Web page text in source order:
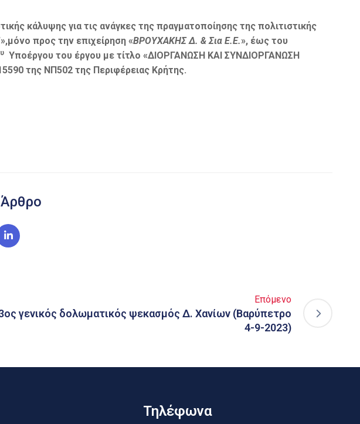
κάλυψης για τις ανάγκες της πραγματοποίησης της πολιτιστικής
προς την επιχείρηση «ΒΡΟΥΧΑΚΗΣ Δ. & Σια Ε.Ε.», έως του
Υποέργου του έργου με τίτλο «ΔΙΟΡΓΑΝΩΣΗ ΚΑΙ ΣΥΝΔΙΟΡΓΑΝΩΣΗ
της ΝΠ502 της Περιφέρειας Κρήτης.
Επόμενο
γενικός δολωματικός ψεκασμός Δ. Χανίων (Βαρύπετρο
4-9-2023)
Τηλέφωνα